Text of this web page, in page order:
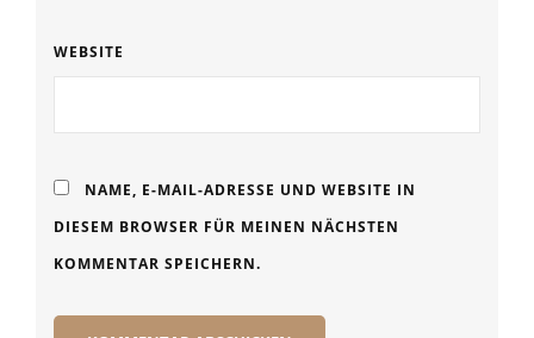
WEBSITE
NAME, E-MAIL-ADRESSE UND WEBSITE IN
DIESEM BROWSER FÜR MEINEN NÄCHSTEN
KOMMENTAR SPEICHERN.